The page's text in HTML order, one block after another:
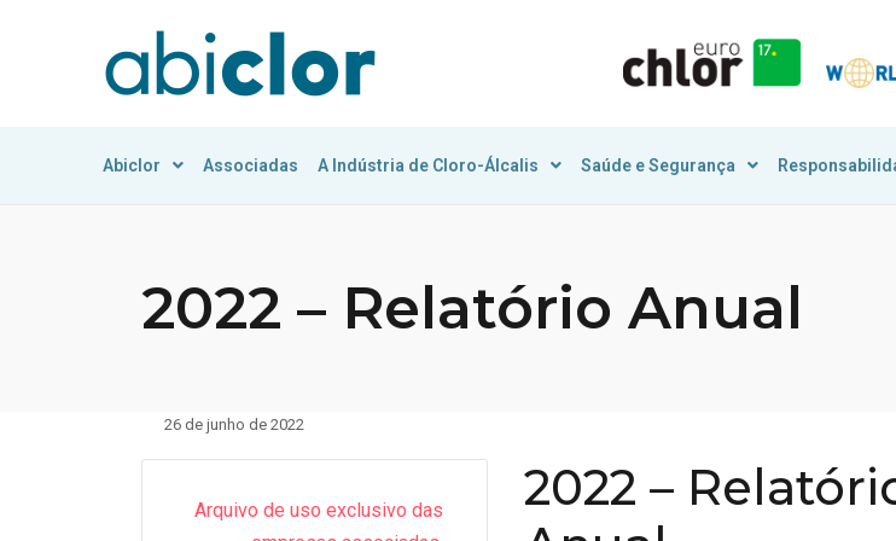
Abiclor Associadas A Indústria de Cloro-Álcalis Saúde e Segurança
2022 – Relatório Anual
26 de junho de 2022
Arquivo de uso exclusivo das
2022 –